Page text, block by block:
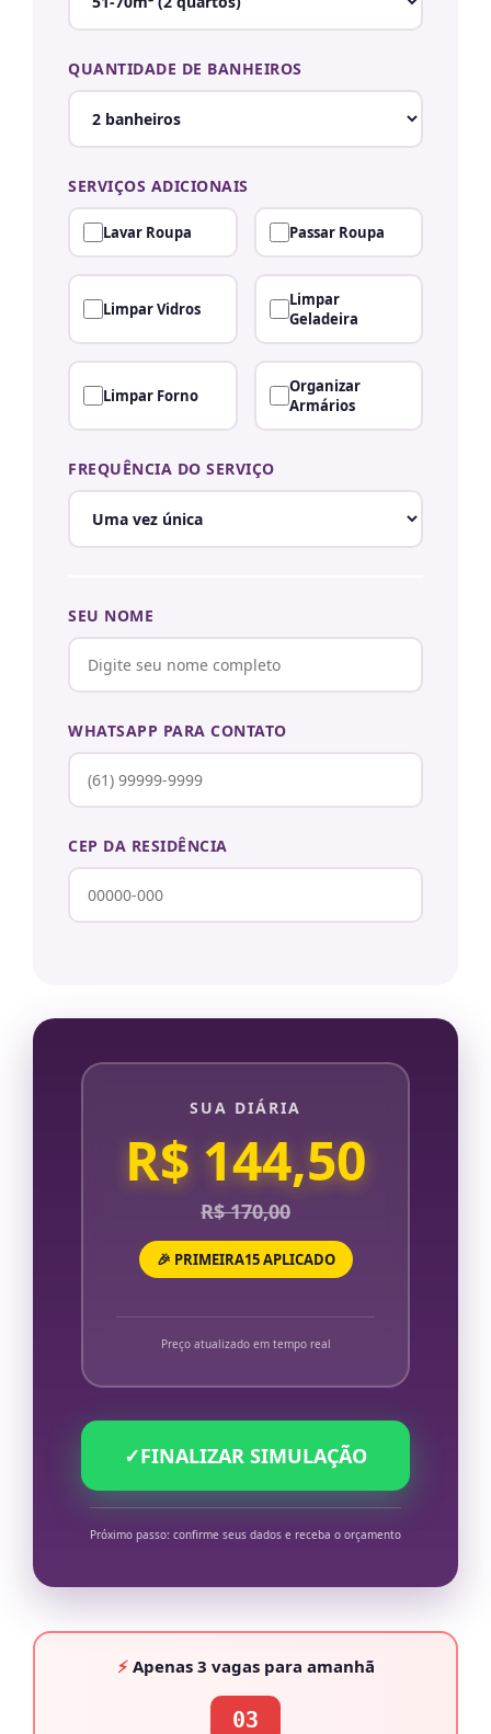
QUANTIDADE DE BANHEIROS
SERVIÇOS ADICIONAIS
Lavar Roupa Passar Roupa
Limpar Vidros
Limpar
Geladeira
Limpar Forno
Organizar
Armários
FREQUÊNCIA DO SERVIÇO
SEU NOME
WHATSAPP PARA CONTATO
CEP DA RESIDÊNCIA
SUA DIÁRIA
R$ 144,50
R$ 170,00
🎉 PRIMEIRA15 APLICADO
Preço atualizado em tempo real
✓FINALIZAR SIMULAÇÃO
Próximo passo: confirme seus dados e receba o orçamento
⚡Apenas 3 vagaspara amanhã
03